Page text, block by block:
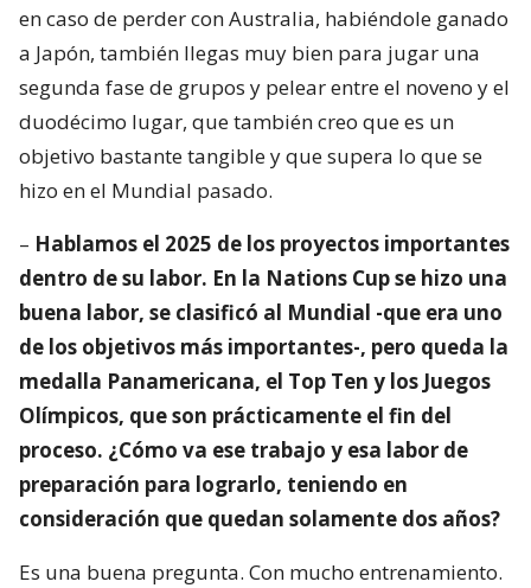
en caso de perder con Australia, habiéndole ganado
a Japón, también llegas muy bien para jugar una
segunda fase de grupos y pelear entre el noveno y el
duodécimo lugar, que también creo que es un
objetivo bastante tangible y que supera lo que se
hizo en el Mundial pasado.
– Hablamos el 2025 de los proyectos importantes
dentro de su labor. En la Nations Cup se hizo una
buena labor, se clasificó al Mundial -que era uno
de los objetivos más importantes-, pero queda la
medalla Panamericana, el Top Ten y los Juegos
Olímpicos, que son prácticamente el fin del
proceso. ¿Cómo va ese trabajo y esa labor de
preparación para lograrlo, teniendo en
consideración que quedan solamente dos años?
Es una buena pregunta. Con mucho entrenamiento.